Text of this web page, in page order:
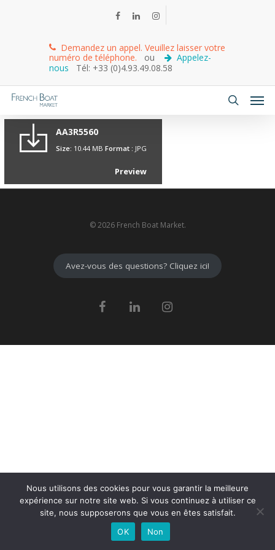
Demandez un appel. Veuillez laisser votre
numéro de téléphone. ou
Appelez-
nous
Tél: +33 (0)4.93.49.08.58
AA3R5560
Size: 10.44 MB Format : JPG
Preview
© 2026 French Boat Market.
Avez-vous des questions? Cliquez ici!
Nous utilisons des cookies pour vous garantir la meilleure
expérience sur notre site web. Si vous continuez à utiliser ce
site, nous supposerons que vous en êtes satisfait.
OK
Non